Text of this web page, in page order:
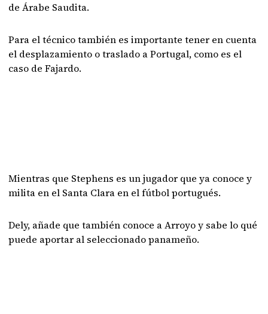
de Árabe Saudita.
Para el técnico también es importante tener en cuenta
el desplazamiento o traslado a Portugal, como es el
caso de Fajardo.
Mientras que Stephens es un jugador que ya conoce y
milita en el Santa Clara en el fútbol portugués.
Dely, añade que también conoce a Arroyo y sabe lo qué
puede aportar al seleccionado panameño.